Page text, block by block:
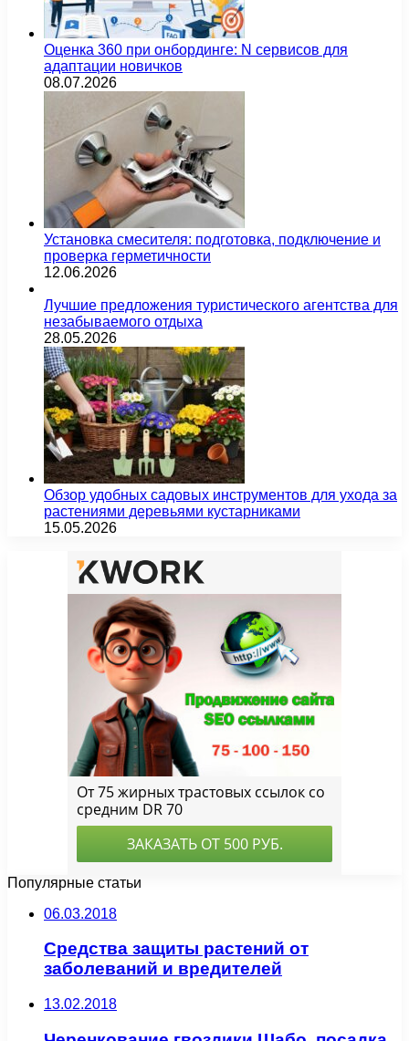
Оценка 360 при онбординге: N сервисов для
адаптации новичков
08.07.2026
Установка смесителя: подготовка, подключение и
проверка герметичности
12.06.2026
Лучшие предложения туристического агентства для
незабываемого отдыха
28.05.2026
Обзор удобных садовых инструментов для ухода за
растениями деревьями кустарниками
15.05.2026
Популярные статьи
06.03.2018
Средства защиты растений от
заболеваний и вредителей
13.02.2018